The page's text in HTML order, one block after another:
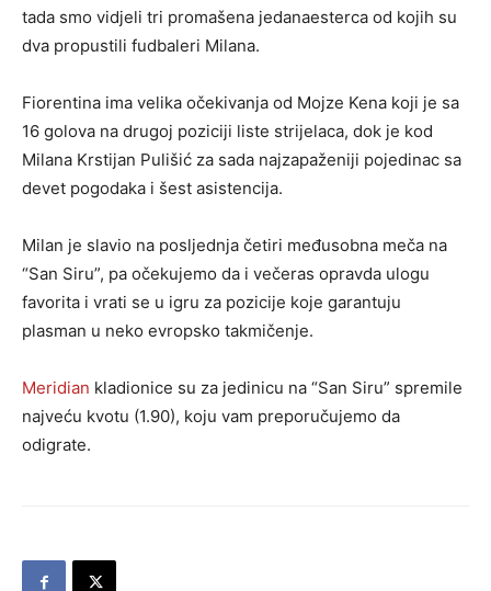
tada smo vidjeli tri promašena jedanaesterca od kojih su
dva propustili fudbaleri Milana.
Fiorentina ima velika očekivanja od Mojze Kena koji je sa
16 golova na drugoj poziciji liste strijelaca, dok je kod
Milana Krstijan Pulišić za sada najzapaženiji pojedinac sa
devet pogodaka i šest asistencija.
Milan je slavio na posljednja četiri međusobna meča na
“San Siru”, pa očekujemo da i večeras opravda ulogu
favorita i vrati se u igru za pozicije koje garantuju
plasman u neko evropsko takmičenje.
Meridian kladionice su za jedinicu na “San Siru” spremile
najveću kvotu (1.90), koju vam preporučujemo da
odigrate.